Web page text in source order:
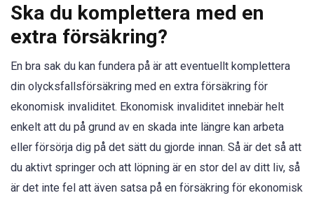
Ska du komplettera med en
extra försäkring?
En bra sak du kan fundera på är att eventuellt komplettera
din olycksfallsförsäkring med en extra försäkring för
ekonomisk invaliditet. Ekonomisk invaliditet innebär helt
enkelt att du på grund av en skada inte längre kan arbeta
eller försörja dig på det sätt du gjorde innan. Så är det så att
du aktivt springer och att löpning är en stor del av ditt liv, så
är det inte fel att även satsa på en försäkring för ekonomisk